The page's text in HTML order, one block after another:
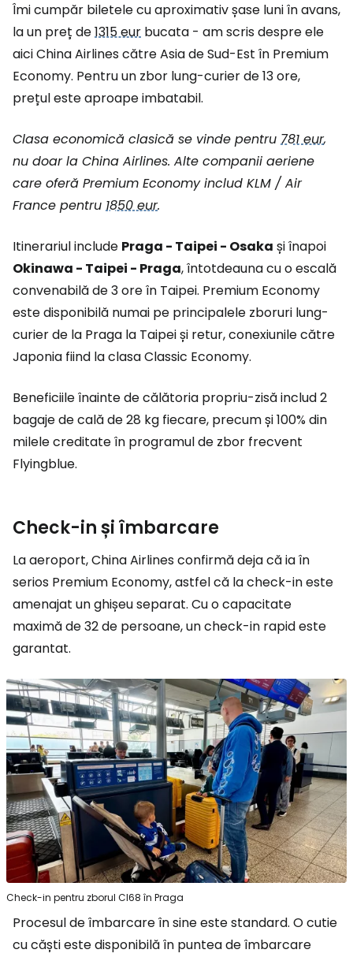
Îmi cumpăr biletele cu aproximativ șase luni în avans,
la un preț de1315 eur bucata - am scris despre ele
aici China Airlines către Asia de Sud-Est în Premium
Economy. Pentru un zbor lung-curier de 13 ore,
prețul este aproape imbatabil.
Clasa economică clasică se vinde pentru 781 eur,
nu doar la China Airlines. Alte companii aeriene
care oferă Premium Economy includ KLM / Air
France pentru 1850 eur.
Itinerariul include Praga - Taipei - Osaka și înapoi
Okinawa - Taipei - Praga, întotdeauna cu o escală
convenabilă de 3 ore în Taipei. Premium Economy
este disponibilă numai pe principalele zboruri lung-
curier de la Praga la Taipei și retur, conexiunile către
Japonia fiind la clasa Classic Economy.
Beneficiile înainte de călătoria propriu-zisă includ 2
bagaje de cală de 28 kg fiecare, precum și 100% din
milele creditate în programul de zbor frecvent
Flyingblue.
Check-in și îmbarcare
La aeroport, China Airlines confirmă deja că ia în
serios Premium Economy, astfel că la check-in este
amenajat un ghișeu separat. Cu o capacitate
maximă de 32 de persoane, un check-in rapid este
garantat.
Check-in pentru zborul CI68 în Praga
Procesul de îmbarcare în sine este standard. O cutie
cu căști este disponibilă în puntea de îmbarcare